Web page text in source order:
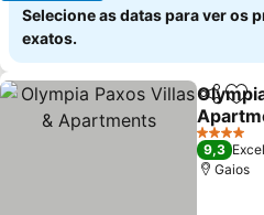
Selecione as datas para ver os
exatos.
Partilhar
4 Estrelas
9,3
Gaios